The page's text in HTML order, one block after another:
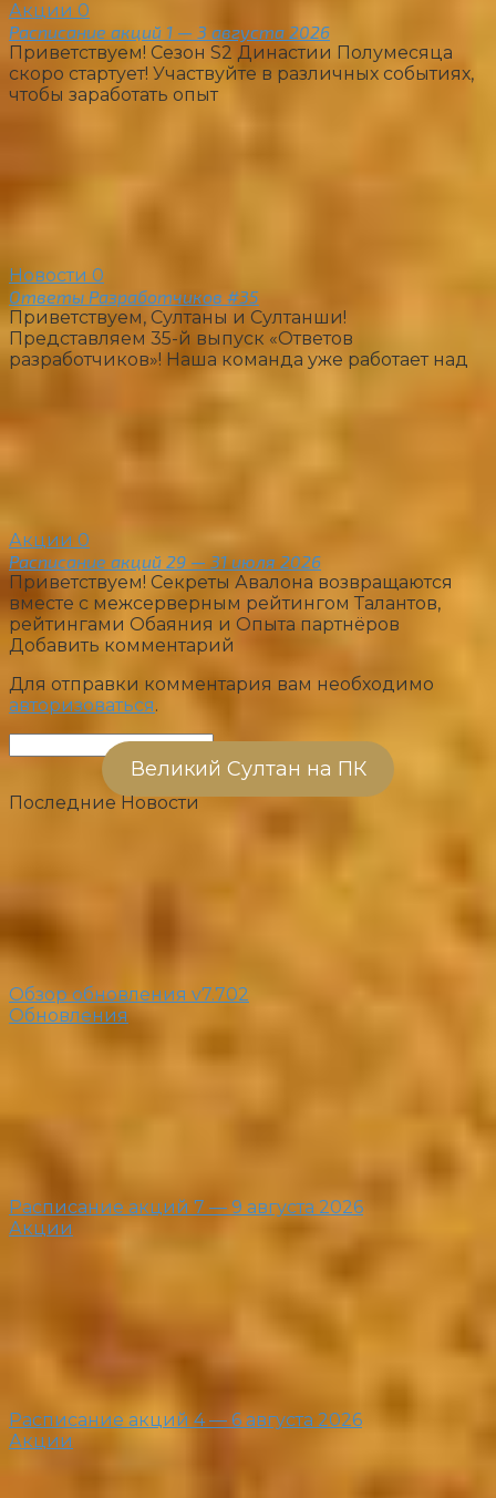
Акции 0
Расписание акций 1 — 3 августа 2026
Приветствуем! Сезон S2 Династии Полумесяца
скоро стартует! Участвуйте в различных событиях,
чтобы заработать опыт
Новости 0
Ответы Разработчиков #35
Приветствуем, Султаны и Султанши!
Представляем 35-й выпуск «Ответов
разработчиков»! Наша команда уже работает над
Акции 0
Расписание акций 29 — 31 июля 2026
Приветствуем! Секреты Авалона возвращаются
вместе с межсерверным рейтингом Талантов,
рейтингами Обаяния и Опыта партнёров
Добавить комментарий
Для отправки комментария вам необходимо
авторизоваться.
Великий Султан на ПК
Последние Новости
Обзор обновления v7.702
Обновления
Расписание акций 7 — 9 августа 2026
Акции
Расписание акций 4 — 6 августа 2026
Акции